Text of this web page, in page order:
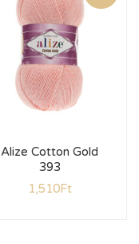
Alize Cotton Gold
393
1,510Ft